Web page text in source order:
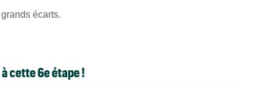
écarts.
à cette 6e étape !